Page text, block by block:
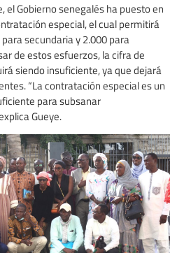
el Gobierno senegalés ha puesto en
especial, el cual permitirá
secundaria y 2.000 para
de estos esfuerzos, la cifra de
siendo insuficiente, ya que dejará
“La contratación especial es un
para subsanar
Gueye.